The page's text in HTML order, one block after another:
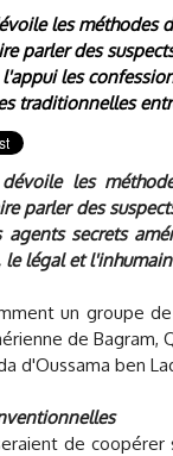
les méthodes
parler des
les
traditionnelles
les
parler des
agents secrets
légal et
un groupe
de
d'Oussama ben
de